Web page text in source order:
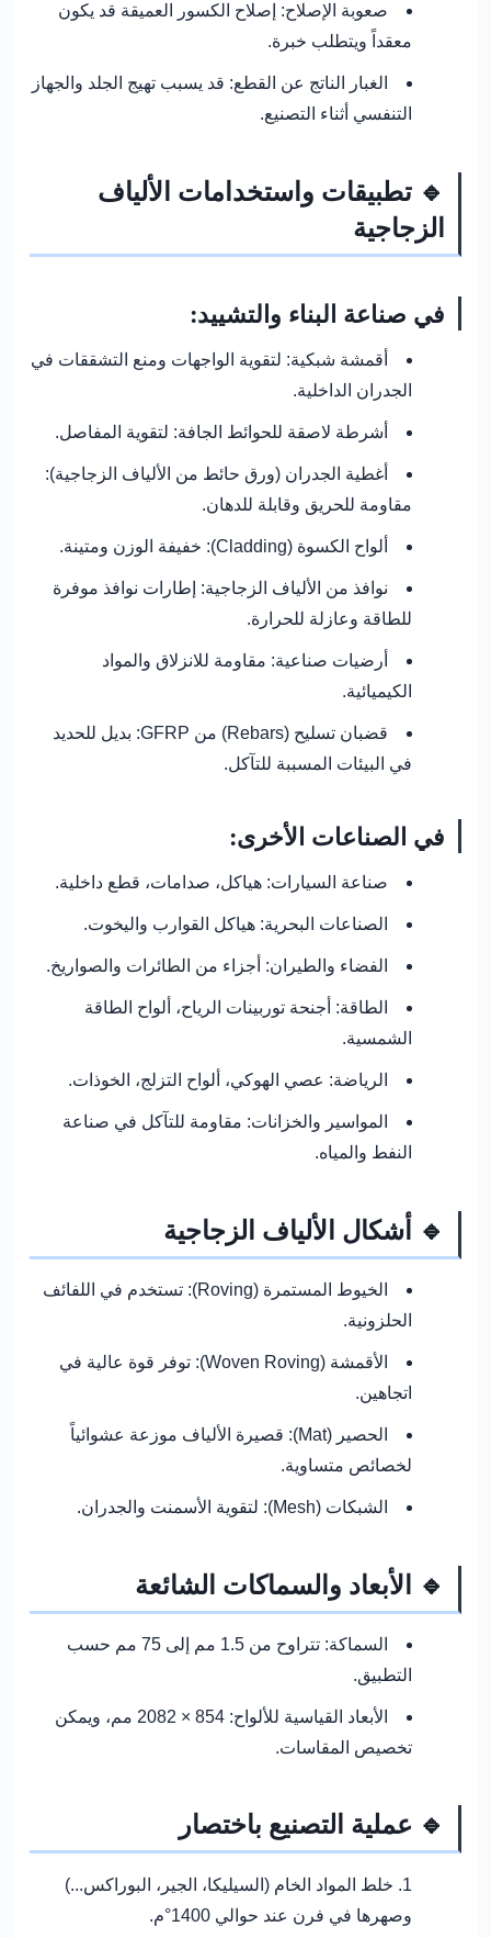
صعوبة الإصلاح: إصلاح الكسور العميقة قد يكون
معقداً ويتطلب خبرة.
الغبار الناتج عن القطع: قد يسبب تهيج الجلد والجهاز
التنفسي أثناء التصنيع.
🔹 تطبيقات واستخدامات الألياف
الزجاجية
في صناعة البناء والتشييد:
أقمشة شبكية: لتقوية الواجهات ومنع التشققات في
الجدران الداخلية.
أشرطة لاصقة للحوائط الجافة: لتقوية المفاصل.
أغطية الجدران (ورق حائط من الألياف الزجاجية):
مقاومة للحريق وقابلة للدهان.
ألواح الكسوة (Cladding): خفيفة الوزن ومتينة.
نوافذ من الألياف الزجاجية: إطارات نوافذ موفرة
للطاقة وعازلة للحرارة.
أرضيات صناعية: مقاومة للانزلاق والمواد
الكيميائية.
قضبان تسليح (Rebars) من GFRP:
بديل للحديد
في البيئات المسببة للتآكل.
في الصناعات الأخرى:
صناعة السيارات: هياكل، صدامات، قطع داخلية.
الصناعات البحرية: هياكل القوارب واليخوت.
الفضاء والطيران: أجزاء من الطائرات والصواريخ.
الطاقة: أجنحة توربينات الرياح، ألواح الطاقة
الشمسية.
الرياضة: عصي الهوكي، ألواح التزلج، الخوذات.
المواسير والخزانات: مقاومة للتآكل في صناعة
النفط والمياه.
🔹 أشكال الألياف الزجاجية
الخيوط المستمرة (Roving):
تستخدم في اللفائف
الحلزونية.
الأقمشة (Woven Roving):
توفر قوة عالية في
اتجاهين.
الحصير (Mat):
قصيرة الألياف موزعة عشوائياً
لخصائص متساوية.
الشبكات (Mesh): لتقوية الأسمنت والجدران.
🔹 الأبعاد والسماكات الشائعة
السماكة: تتراوح من 1.5 مم إلى 75 مم حسب
التطبيق.
الأبعاد القياسية للألواح: 854 × 2082 مم، ويمكن
تخصيص المقاسات.
🔹 عملية التصنيع باختصار
خلط المواد الخام (السيليكا، الجير، البوراكس...)
وصهرها في فرن عند حوالي 1400°م.